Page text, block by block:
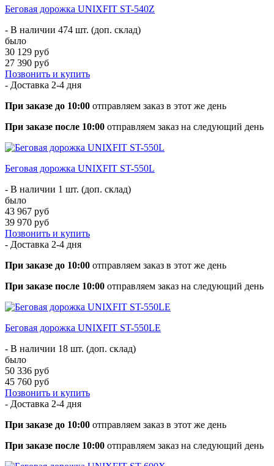
Беговая дорожка UNIXFIT ST-540Z
- В наличии 474 шт. (доп. склад)
было
30 129 руб
27 390 руб
Позвонить и купить
- Доставка 2-4 дня
При заказе до 10:00 отправляем заказ в этот же день
При заказе после 10:00 отправляем заказ на следующий день
Беговая дорожка UNIXFIT ST-550L
- В наличии 1 шт. (доп. склад)
было
43 967 руб
39 970 руб
Позвонить и купить
- Доставка 2-4 дня
При заказе до 10:00 отправляем заказ в этот же день
При заказе после 10:00 отправляем заказ на следующий день
Беговая дорожка UNIXFIT ST-550LE
- В наличии 18 шт. (доп. склад)
было
50 336 руб
45 760 руб
Позвонить и купить
- Доставка 2-4 дня
При заказе до 10:00 отправляем заказ в этот же день
При заказе после 10:00 отправляем заказ на следующий день